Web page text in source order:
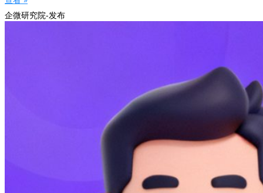
企微研究院-发布